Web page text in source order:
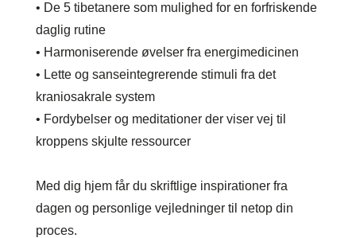
• De 5 tibetanere som mulighed for en forfriskende
daglig rutine
• Harmoniserende øvelser fra energimedicinen
• Lette og sanseintegrerende stimuli fra det
kraniosakrale system
• Fordybelser og meditationer der viser vej til
kroppens skjulte ressourcer
Med dig hjem får du skriftlige inspirationer fra
dagen og personlige vejledninger til netop din
proces.